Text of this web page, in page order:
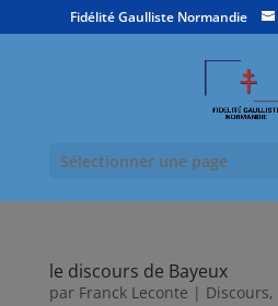
Fidélité Gaulliste Normandie
Sélectionner une page
le discours de Bayeux
par Franck Leconte | Discours,